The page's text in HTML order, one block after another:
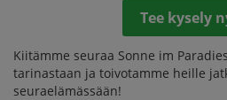
Tee kysely
Kiitämme seuraa Sonne im
tarinastaan ja toivotamme heille
seuraelämässään!